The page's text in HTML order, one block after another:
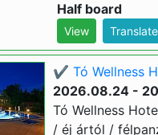
Half board
View
✔️ Tó Wellness
2026.08.24 -
Tó Wellness
/ éj ártól /